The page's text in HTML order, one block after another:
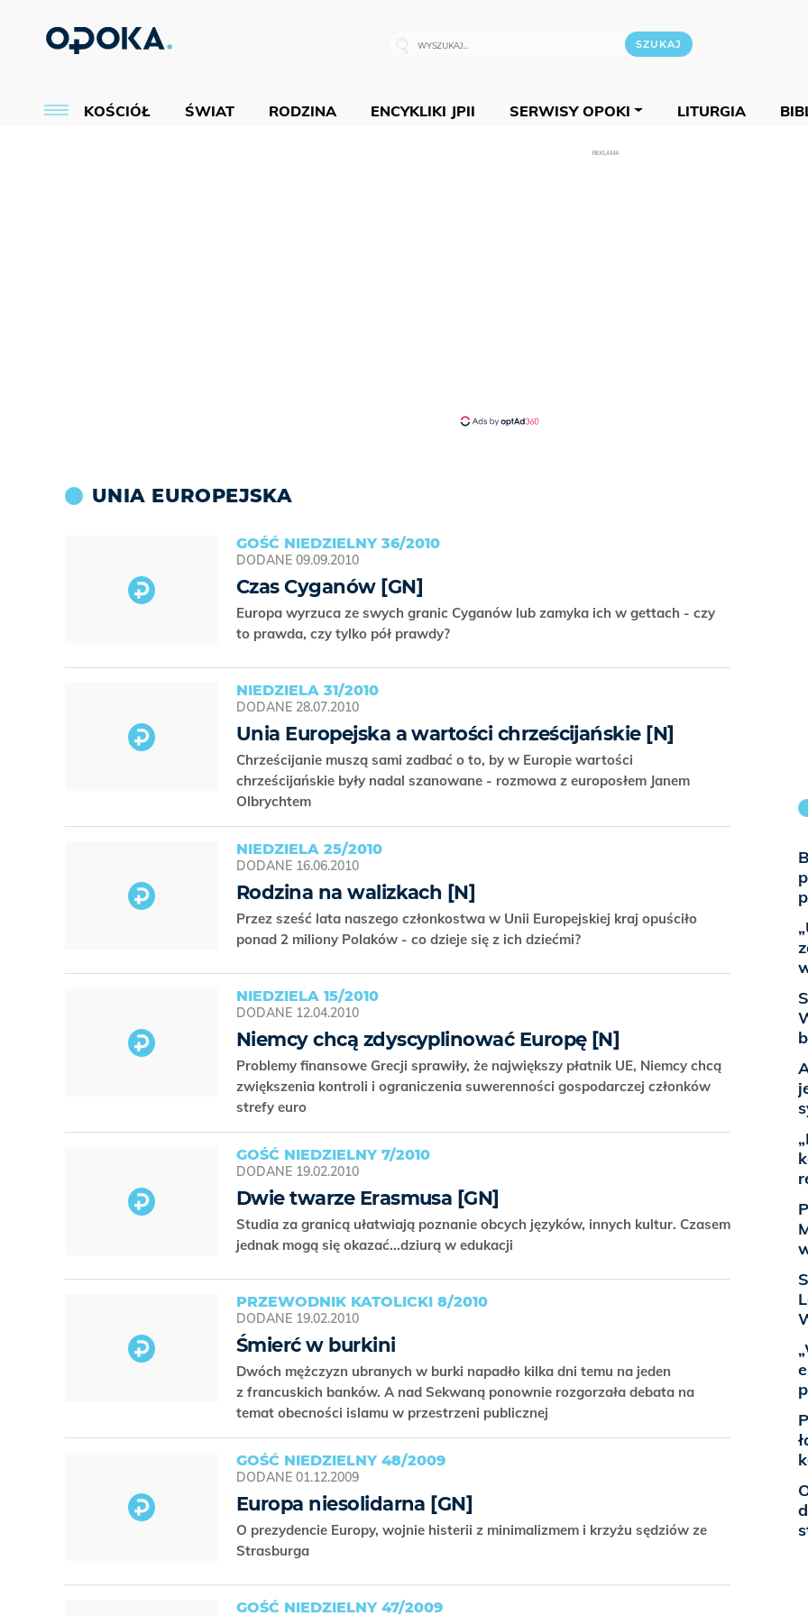
KOŚCIÓŁ ŚWIAT RODZINA ENCYKLIKI JPII SERWISY OPOKI LITURGIA
REKLAMA
UNIA EUROPEJSKA
GOŚĆ NIEDZIELNY 36/2010
DODANE 09.09.2010
Czas Cyganów [GN]
Europa wyrzuca ze swych granic Cyganów lub zamyka ich w gettach - czy
to prawda, czy tylko pół prawdy?
NIEDZIELA 31/2010
DODANE 28.07.2010
Unia Europejska a wartości chrześcijańskie [N]
Chrześcijanie muszą sami zadbać o to, by w Europie wartości
chrześcijańskie były nadal szanowane - rozmowa z europosłem Janem
Olbrychtem
NIEDZIELA 25/2010
DODANE 16.06.2010
Rodzina na walizkach [N]
Przez sześć lata naszego członkostwa w Unii Europejskiej kraj opuściło
ponad 2 miliony Polaków - co dzieje się z ich dziećmi?
NIEDZIELA 15/2010
DODANE 12.04.2010
Niemcy chcą zdyscyplinować Europę [N]
Problemy finansowe Grecji sprawiły, że największy płatnik UE, Niemcy chcą
zwiększenia kontroli i ograniczenia suwerenności gospodarczej członków
strefy euro
GOŚĆ NIEDZIELNY 7/2010
DODANE 19.02.2010
Dwie twarze Erasmusa [GN]
Studia za granicą ułatwiają poznanie obcych języków, innych kultur. Czasem
jednak mogą się okazać...dziurą w edukacji
PRZEWODNIK KATOLICKI 8/2010
DODANE 19.02.2010
Śmierć w burkini
Dwóch mężczyzn ubranych w burki napadło kilka dni temu na jeden
z francuskich banków. A nad Sekwaną ponownie rozgorzała debata na
temat obecności islamu w przestrzeni publicznej
GOŚĆ NIEDZIELNY 48/2009
DODANE 01.12.2009
Europa niesolidarna [GN]
O prezydencie Europy, wojnie histerii z minimalizmem i krzyżu sędziów ze
Strasburga
GOŚĆ NIEDZIELNY 47/2009